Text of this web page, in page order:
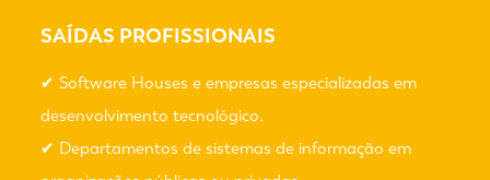
SAÍDAS PROFISSIONAIS
✔ Software Houses e empresas especializadas em
desenvolvimento tecnológico.
✔ Departamentos de sistemas de informação em